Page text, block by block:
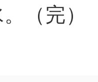
（完）